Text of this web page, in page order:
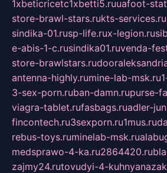
1xbeticricetc1xbetti5.ruuafoot-
store-brawl-stars.rukts-services.ru
sindika-01.rusp-life.rux-legion.ru
e-abis-1-c.rusindika01.ruvenda-
store-brawlstars.ru
antenna-highly.rumine-lab-msk.ru
3-sex-porn.ruban-damn.rupurse-
viagra-tablet.rufasbags.ruadler-
fincontech.ru3sexporn.ru1mus.ru
rebus-toys.ruminelab-msk.ru
medsprawo-4-ka.ru2864420.ru
zajmy24.rutovudyi-4-